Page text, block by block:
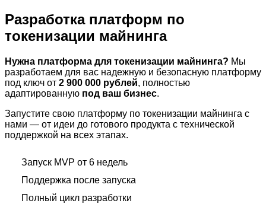
Разработка платформ по
токенизации майнинга
Нужна платформа для токенизации майнинга? Мы
разработаем для вас надежную и безопасную платформу
под ключ от 2 900 000 рублей, полностью
адаптированную под ваш бизнес.
Запустите свою платформу по токенизации майнинга с
нами — от идеи до готового продукта с технической
поддержкой на всех этапах.
Запуск MVP от 6 недель
Поддержка после запуска
Полный цикл разработки